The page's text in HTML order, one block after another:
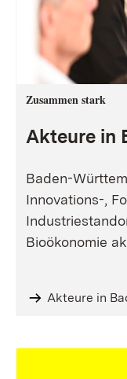
Zusammen stark
Akteure in
Baden-
Innovations-,
Bioökonomie
Akteure in